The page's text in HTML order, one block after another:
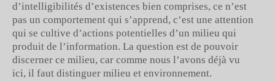
d’intelligibilités d’existences bien comprises, ce n’est
pas un comportement qui s’apprend, c’est une attention
qui se cultive d’actions potentielles d’un milieu qui
produit de l’information. La question est de pouvoir
discerner ce milieu, car comme nous l’avons déjà vu
ici, il faut distinguer milieu et environnement.